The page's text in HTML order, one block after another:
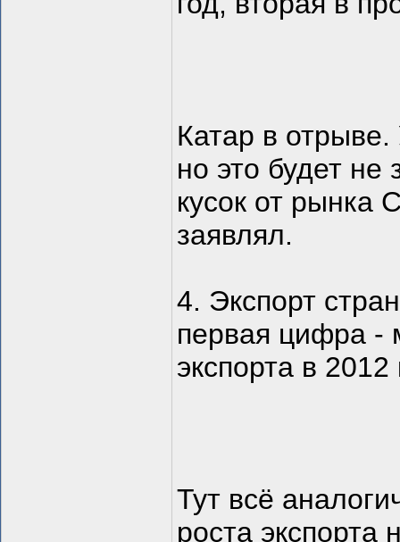
Катар в
но это будет не
кусок от рынка
заявлял.
4. Экспорт
первая цифра -
экспорта в 2012
Тут всё
роста экспорта